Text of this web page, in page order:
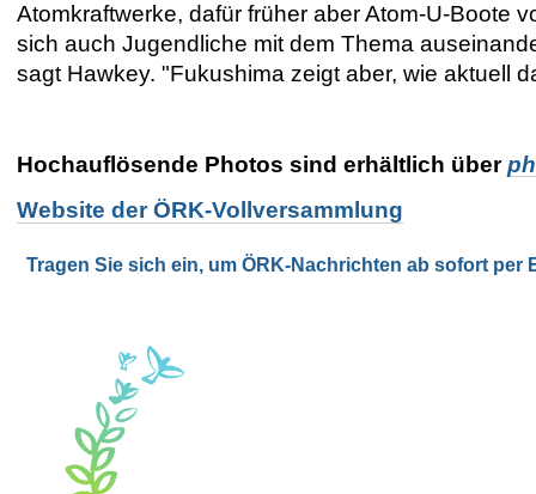
Atomkraftwerke, dafür früher aber Atom-U-Boote
sich auch Jugendliche mit dem Thema
sagt Hawkey. "Fukushima zeigt aber, wie aktuell
Hochauflösende Photos sind erhältlich über
Website der ÖRK-Vollversammlung
Tragen Sie sich ein, um ÖRK-Nachrichten ab sofort per